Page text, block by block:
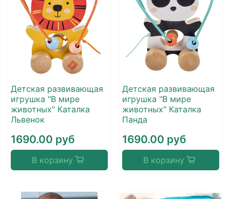
Детская развивающая
игрушка "В мире
животных" Каталка
Львенок
1690.00 руб
В корзину
Детская развивающая
игрушка "В мире
животных" Каталка
Панда
1690.00 руб
В корзину